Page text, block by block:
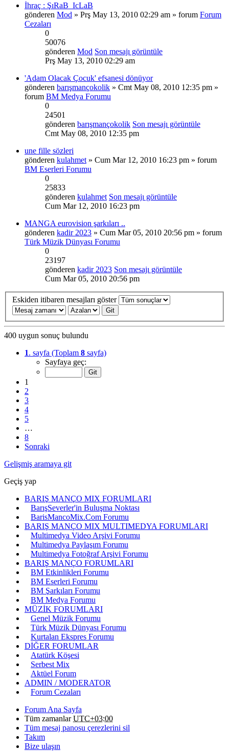
İhraç : ŞıRaB_IcLaB
gönderen Mod » Prş May 13, 2010 02:29 am » forum Forum
Cezaları
0
50076
gönderen Mod Son mesajı görüntüle
Prş May 13, 2010 02:29 am
'Adam Olacak Çocuk' efsanesi dönüyor
gönderen barışmançokolik » Cmt May 08, 2010 12:35 pm »
forum BM Medya Forumu
0
24501
gönderen barışmançokolik Son mesajı görüntüle
Cmt May 08, 2010 12:35 pm
une fille sözleri
gönderen kulahmet » Cum Mar 12, 2010 16:23 pm » forum
BM Eserleri Forumu
0
25833
gönderen kulahmet Son mesajı görüntüle
Cum Mar 12, 2010 16:23 pm
MANGA eurovision şarkıları ..
gönderen kadir 2023 » Cum Mar 05, 2010 20:56 pm » forum
Türk Müzik Dünyası Forumu
0
23197
gönderen kadir 2023 Son mesajı görüntüle
Cum Mar 05, 2010 20:56 pm
Eskiden itibaren mesajları göster
400 uygun sonuç bulundu
1. sayfa (Toplam 8 sayfa)
Sayfaya geç:
1
2
3
4
5
…
8
Sonraki
Gelişmiş aramaya git
Geçiş yap
BARIŞ MANÇO MIX FORUMLARI
BarışSeverler'in Buluşma Noktası
BarisMancoMix.Com Forumu
BARIŞ MANÇO MIX MULTIMEDYA FORUMLARI
Multimedya Video Arşivi Forumu
Multimedya Paylaşım Forumu
Multimedya Fotoğraf Arşivi Forumu
BARIŞ MANÇO FORUMLARI
BM Etkinlikleri Forumu
BM Eserleri Forumu
BM Şarkıları Forumu
BM Medya Forumu
MÜZİK FORUMLARI
Genel Müzik Forumu
Türk Müzik Dünyası Forumu
Kurtalan Ekspres Forumu
DİĞER FORUMLAR
Atatürk Köşesi
Serbest Mix
Aktüel Forum
ADMIN / MODERATOR
Forum Cezaları
Forum Ana Sayfa
Tüm zamanlarUTC+03:00
Tüm mesaj panosu çerezlerini sil
Takım
Bize ulaşın